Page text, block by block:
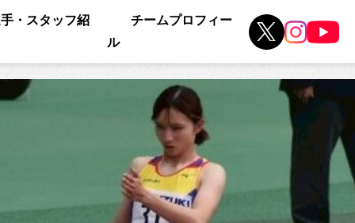
・スタッフ紹
チームプロフィー
ル